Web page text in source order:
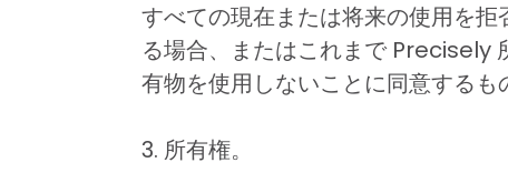
すべての現在または将来の使用を
る場合、またはこれまで Precisely
有物を使用しないことに同意するも
3. 所有権。